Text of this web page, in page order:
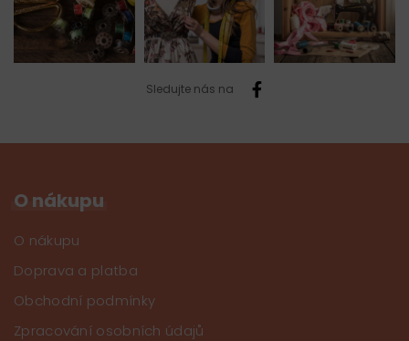
Sledujte nás na
O nákupu
O nákupu
Doprava a platba
Obchodní podmínky
Zpracování osobních údajů